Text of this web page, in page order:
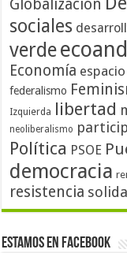
Globalización
sociales
verde
Economía
federalismo
Izquierda libertad
neoliberalismo
Política PSOE
democracia
resistencia
Estamos en Facebook